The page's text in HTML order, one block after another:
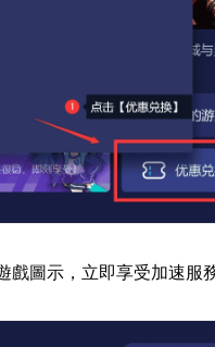
戲圖示，立即享受加速服